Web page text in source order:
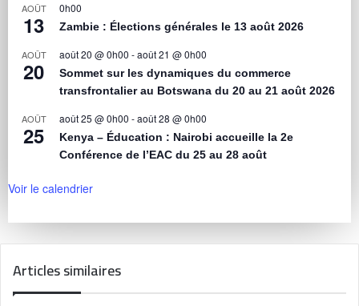
AOÛT
13
0h00
Zambie : Élections générales le 13 août 2026
AOÛT
20
août 20 @ 0h00 -août 21 @ 0h00
Sommet sur les dynamiques du commerce
transfrontalier au Botswana du 20 au 21 août 2026
AOÛT
25
août 25 @ 0h00 -août 28 @ 0h00
Kenya – Éducation : Nairobi accueille la 2e
Conférence de l’EAC du 25 au 28 août
Voir le calendrier
Articles similaires